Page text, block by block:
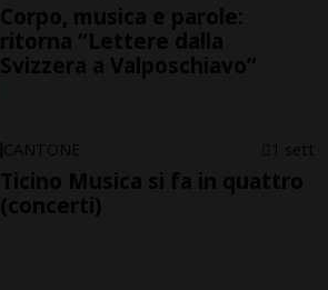
Corpo, musica e parole:
ritorna “Lettere dalla
Svizzera a Valposchiavo”
CANTONE 1 sett
Ticino Musica si fa in quattro
(concerti)